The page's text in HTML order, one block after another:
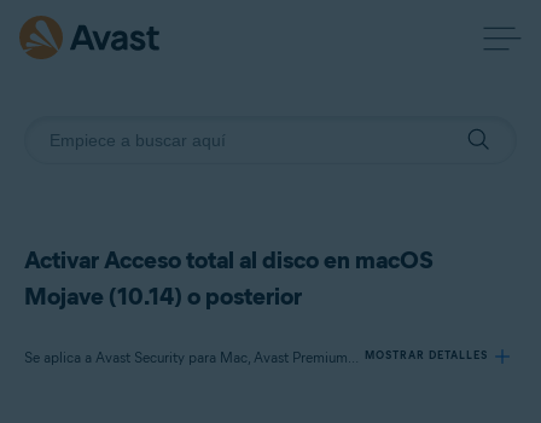
Activar Acceso total al disco en macOS
Mojave (10.14) o posterior
Se aplica a Avast Security para Mac, Avast Premium Security para Mac, Avast Cleanup Premium para Mac MOSTRAR DETALLES